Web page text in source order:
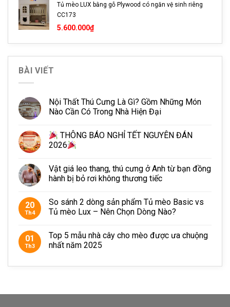
Tủ mèo LUX bằng gỗ Plywood có ngăn vệ sinh riêng
CC173
5.600.000₫
BÀI VIẾT
Nội Thất Thú Cưng Là Gì? Gồm Những Món
Nào Cần Có Trong Nhà Hiện Đại
THÔNG BÁO NGHỈ TẾT NGUYÊN ĐÁN
2026
Vật giá leo thang, thú cưng ở Anh từ bạn đồng
hành bị bỏ rơi không thương tiếc
20
Th4
So sánh 2 dòng sản phẩm Tủ mèo Basic vs
Tủ mèo Lux – Nên Chọn Dòng Nào?
01
Th3
Top 5 mẫu nhà cây cho mèo được ưa chuộng
nhất năm 2025